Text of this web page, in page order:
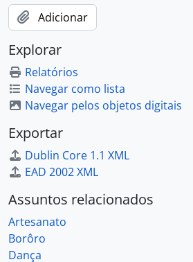
Adicionar
Explorar
Relatórios
Navegar como lista
Navegar pelos objetos digitais
Exportar
Dublin Core 1.1 XML
EAD 2002 XML
Assuntos relacionados
Artesanato
Borôro
Dança